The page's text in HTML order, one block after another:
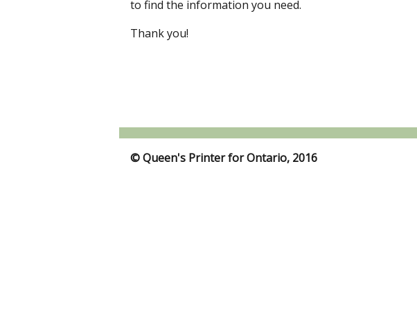
to find the information you need.
Thank you!
© Queen's Printer for Ontario, 2016